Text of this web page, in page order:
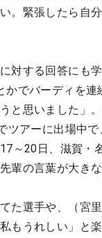
。緊張したら自
対する回答にも
かでバーディを
と思いました」
ツアーに出場中
～20日、滋賀・
輩の言葉が大き
た選手や、（宮
もうれしい」と